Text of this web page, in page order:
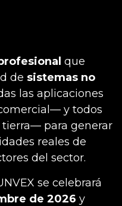
que
de sistemas no
las aplicaciones
y todos
para generar
reales de
del sector.
se celebrará
de 2026 y